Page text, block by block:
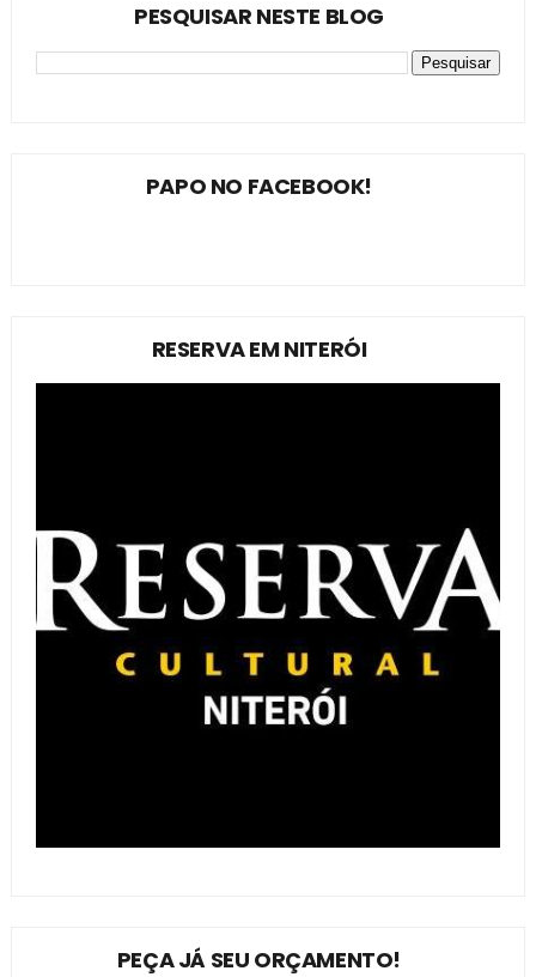
PESQUISAR NESTE BLOG
PAPO NO FACEBOOK!
RESERVA EM NITERÓI
PEÇA JÁ SEU ORÇAMENTO!